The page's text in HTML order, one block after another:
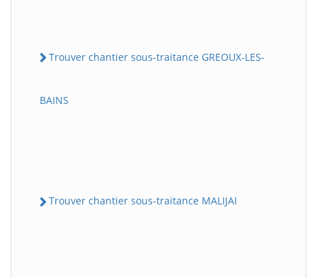
Trouver chantier sous-traitance GREOUX-LES-
BAINS
Trouver chantier sous-traitance MALIJAI